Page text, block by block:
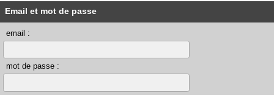
Email et mot de passe
email :
mot de passe :